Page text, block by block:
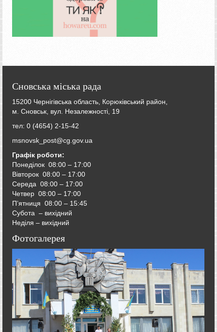
Сновська міська рада
15200 Чернігівська область, Корюківський район,
м. Сновськ, вул. Незалежності, 19
тел: 0 (4654) 2-15-42
msnovsk_post@cg.gov.ua
Графік роботи:
Понеділок 08:00 – 17:00
Вівторок 08:00 – 17:00
Середа 08:00 – 17:00
Четвер 08:00 – 17:00
П’ятниця 08:00 – 15:45
Субота – вихідний
Неділя – вихідний
Фотогалерея